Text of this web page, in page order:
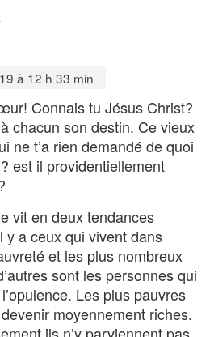
à 12 h 33 min
Connais tu Jésus Christ?
chacun son destin. Ce vieux
ne t’a rien demandé de quoi
est il providentiellement
vit en deux tendances
y a ceux qui vivent dans
et les plus nombreux
sont les personnes qui
Les plus pauvres
moyennement riches.